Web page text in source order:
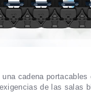
cadena portacables
de las salas